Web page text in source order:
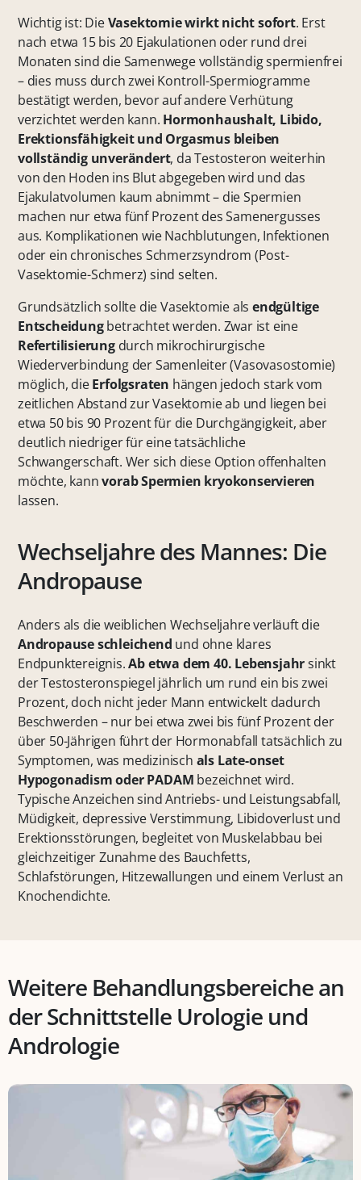
Wichtig ist: DieVasektomiewirkt nicht sofort. Erst
nach etwa 15 bis 20 Ejakulationen oder rund drei
Monaten sind die Samenwege vollständig spermienfrei
– dies muss durch zwei Kontroll-Spermiogramme
bestätigt werden, bevor auf andere Verhütung
verzichtet werden kann. Hormonhaushalt, Libido,
Erektionsfähigkeit und Orgasmus bleiben
vollständig unverändert, da Testosteron weiterhin
von den Hoden ins Blut abgegeben wird und das
Ejakulatvolumen kaum abnimmt – die Spermien
machen nur etwa fünf Prozent des Samenergusses
aus. Komplikationen wie Nachblutungen, Infektionen
oder ein chronisches Schmerzsyndrom (Post-
Vasektomie-Schmerz) sind selten.
Grundsätzlich sollte die Vasektomie als endgültige
Entscheidungbetrachtet werden. Zwar ist eine
Refertilisierungdurch mikrochirurgische
Wiederverbindung der Samenleiter (Vasovasostomie)
möglich, dieErfolgsraten hängen jedoch stark vom
zeitlichen Abstand zur Vasektomie ab und liegen bei
etwa 50 bis 90 Prozent für die Durchgängigkeit, aber
deutlich niedriger für eine tatsächliche
Schwangerschaft. Wer sich diese Option offenhalten
möchte, kannvorabSpermien kryokonservieren
lassen.
Wechseljahre des Mannes: Die
Andropause
Anders als die weiblichen Wechseljahre verläuft die
Andropause schleichend und ohne klares
Endpunktereignis.Ab etwa dem 40. Lebensjahrsinkt
der Testosteronspiegel jährlich um rund ein bis zwei
Prozent, doch nicht jeder Mann entwickelt dadurch
Beschwerden – nur bei etwa zwei bis fünf Prozent der
über 50-Jährigen führt der Hormonabfall tatsächlich zu
Symptomen, was medizinisch als Late-onset
Hypogonadism oder PADAM bezeichnet wird.
Typische Anzeichen sind Antriebs- und Leistungsabfall,
Müdigkeit, depressive Verstimmung, Libidoverlust und
Erektionsstörungen, begleitet von Muskelabbau bei
gleichzeitiger Zunahme des Bauchfetts,
Schlafstörungen, Hitzewallungen und einem Verlust an
Knochendichte.
Weitere Behandlungsbereiche an
der Schnittstelle Urologie und
Andrologie